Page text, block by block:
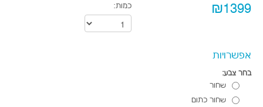
₪1399 כמות:
אפשרויות
בחר צבע:
שחור
שחור כתום